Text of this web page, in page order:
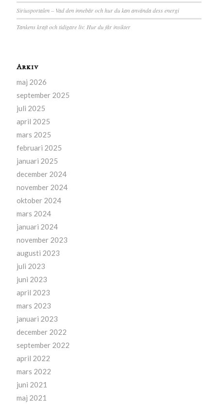
Siriusportalen – Vad den innebär och hur du kan använda dess energi
Tankens kraft och tidigare liv: Hur du får insikter
Arkiv
maj 2026
september 2025
juli 2025
april 2025
mars 2025
februari 2025
januari 2025
december 2024
november 2024
oktober 2024
mars 2024
januari 2024
november 2023
augusti 2023
juli 2023
juni 2023
april 2023
mars 2023
januari 2023
december 2022
september 2022
april 2022
mars 2022
juni 2021
maj 2021